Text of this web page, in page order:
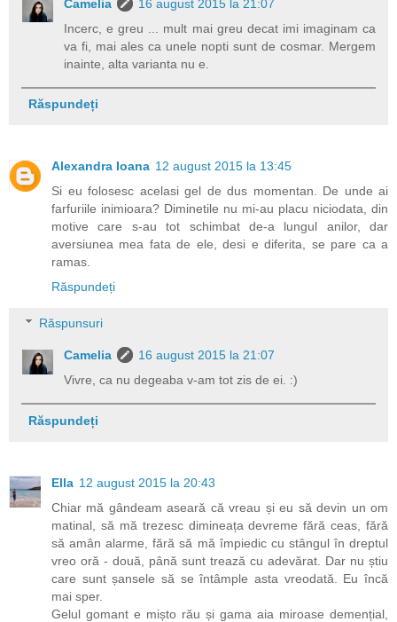
Camelia
16 august 2015 la 21:07
Incerc, e greu ... mult mai greu decat imi imaginam ca
va fi, mai ales ca unele nopti sunt de cosmar. Mergem
inainte, alta varianta nu e.
Răspundeți
Alexandra Ioana 12 august 2015 la 13:45
Si eu folosesc acelasi gel de dus momentan. De unde ai
farfuriile inimioara? Diminetile nu mi-au placu niciodata, din
motive care s-au tot schimbat de-a lungul anilor, dar
aversiunea mea fata de ele, desi e diferita, se pare ca a
ramas.
Răspundeți
Răspunsuri
Camelia
16 august 2015 la 21:07
Vivre, ca nu degeaba v-am tot zis de ei. :)
Răspundeți
Ella 12 august 2015 la 20:43
Chiar mă gândeam aseară că vreau și eu să devin un om
matinal, să mă trezesc dimineața devreme fără ceas, fără
să amân alarme, fără să mă împiedic cu stângul în dreptul
vreo oră - două, până sunt trează cu adevărat. Dar nu știu
care sunt șansele să se întâmple asta vreodată. Eu încă
mai sper.
Gelul gomant e mișto rău și gama aia miroase demențial,